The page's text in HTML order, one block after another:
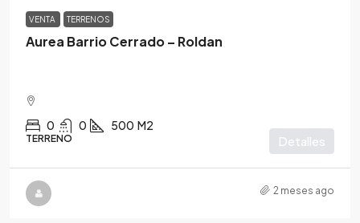
VENTA TERRENOS
Aurea Barrio Cerrado – Roldan
0 0 500 M2
TERRENO Detalles
2 meses ago